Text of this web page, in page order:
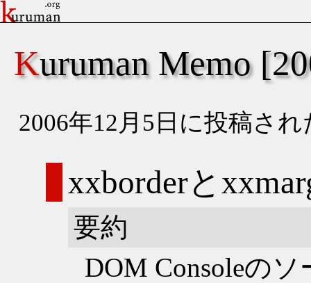
Kuruman Memo
2006年12月5日に投稿さ
xxborderと
要約
DOM Consoleの